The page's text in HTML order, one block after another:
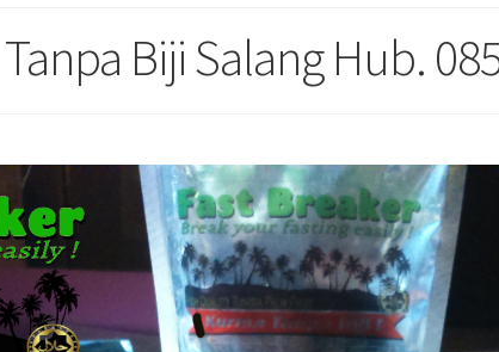
Biji Salang Hub.